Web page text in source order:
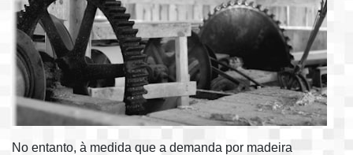
No entanto, à medida que a demanda por madeira